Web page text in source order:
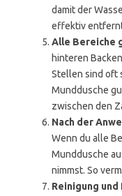
damit der
effektiv
Alle Bereiche
hinteren
Stellen sind oft
Munddusche
zwischen den
Nach der
Wenn du alle
Munddusche
nimmst. So
Reinigung